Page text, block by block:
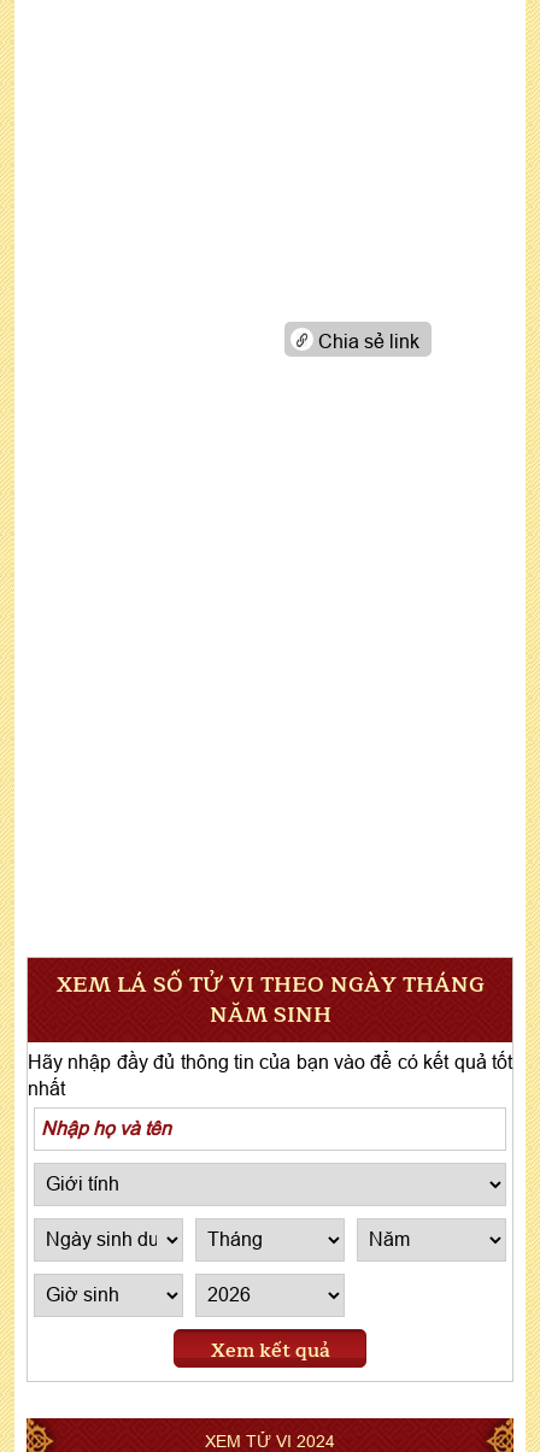
Chia sẻ link
XEM LÁ SỐ TỬ VI THEO NGÀY THÁNG
NĂM SINH
Hãy nhập đầy đủ thông tin của bạn vào để có kết quả tốt
nhất
Xem kết quả
XEM TỬ VI 2024